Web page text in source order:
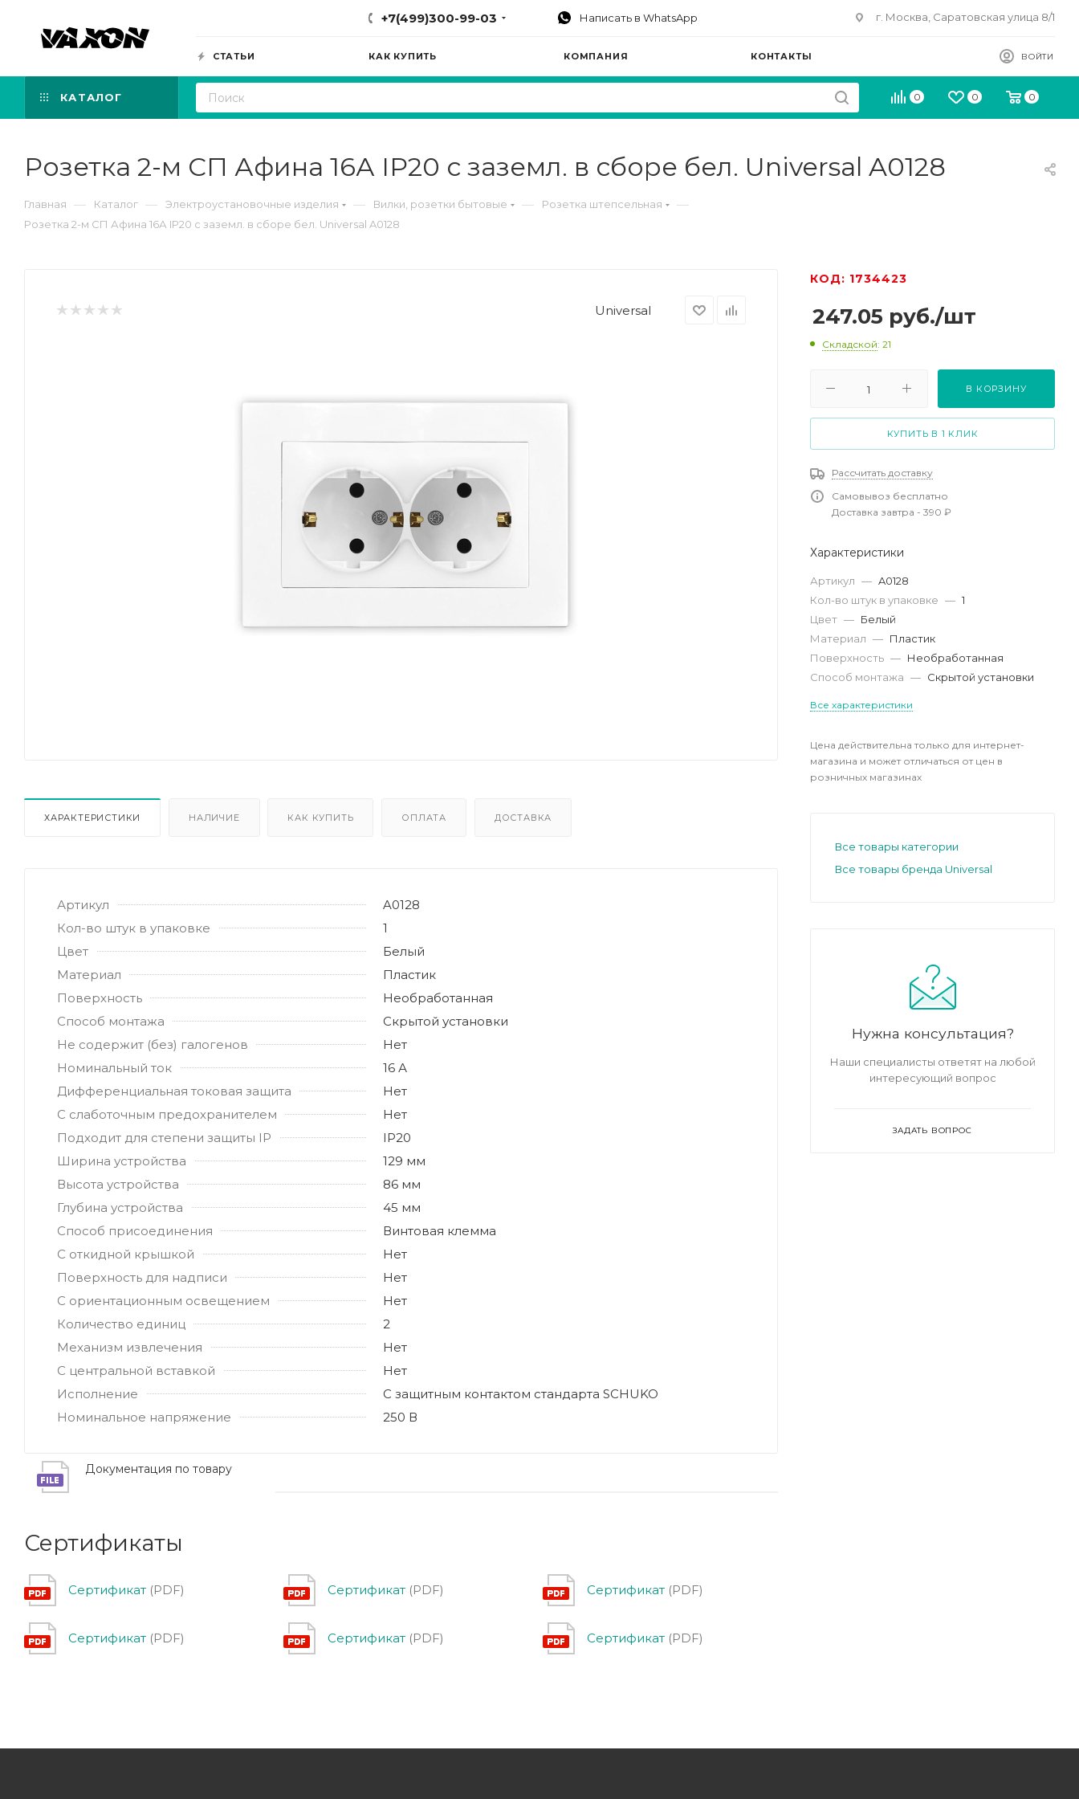
+7(499)300-99-03 Написать в WhatsApp г. Москва, Саратовская улица 8/1
ВОЙТИ
СТАТЬИ КАК КУПИТЬ КОМПАНИЯ КОНТАКТЫ
0 0 0
КАТАЛОГ
Розетка 2-м СП Афина 16А IP20 с заземл. в сборе бел. Universal A0128
Главная — Каталог — Электроустановочные изделия — Вилки, розетки бытовые — Розетка штепсельная —
Розетка 2-м СП Афина 16А IP20 с заземл. в сборе бел. Universal A0128
Universal
ХАРАКТЕРИСТИКИ НАЛИЧИЕ КАК КУПИТЬ ОПЛАТА ДОСТАВКА
Артикул
A0128
Кол-во штук в упаковке
1
Цвет
Белый
Материал
Пластик
Поверхность
Необработанная
Способ монтажа
Скрытой установки
Не содержит (без) галогенов
Нет
Номинальный ток
16 А
Дифференциальная токовая защита
Нет
С слаботочным предохранителем
Нет
Подходит для степени защиты IP
IP20
Ширина устройства
129 мм
Высота устройства
86 мм
Глубина устройства
45 мм
Способ присоединения
Винтовая клемма
С откидной крышкой
Нет
Поверхность для надписи
Нет
С ориентационным освещением
Нет
Количество единиц
2
Механизм извлечения
Нет
С центральной вставкой
Нет
Исполнение
С защитным контактом стандарта SCHUKO
Номинальное напряжение
250 В
Документация по товару
Сертификаты
Сертификат (PDF) Сертификат (PDF) Сертификат (PDF)
Сертификат (PDF) Сертификат (PDF) Сертификат (PDF)
КОД: 1734423
247.05 руб./шт
Складской: 21
В КОРЗИНУ
КУПИТЬ В 1 КЛИК
Рассчитать доставку
Самовывоз бесплатно
Доставка завтра - 390 ₽
Характеристики
Артикул — A0128
Кол-во штук в упаковке — 1
Цвет — Белый
Материал — Пластик
Поверхность — Необработанная
Способ монтажа — Скрытой установки
Все характеристики
Цена действительна только для интернет-
магазина и может отличаться от цен в
розничных магазинах
Все товары категории
Все товары бренда Universal
Нужна консультация?
Наши специалисты ответят на любой
интересующий вопрос
ЗАДАТЬ ВОПРОС